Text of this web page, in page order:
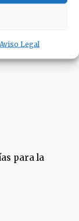
Aviso Legal
para la